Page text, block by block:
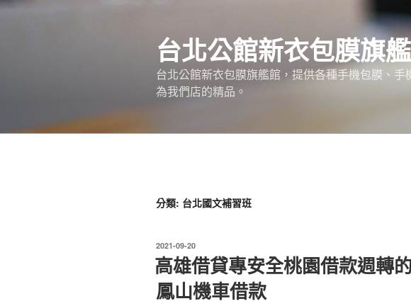
跳
台北公館新衣包膜旗
台北公館新衣包膜旗艦館，提供各種手機包膜、
為我們店的精品。
分類: 台北國文補習班
發
佈
於
2021-09-20
高雄借貸專安全桃園借款週轉
鳳山機車借款